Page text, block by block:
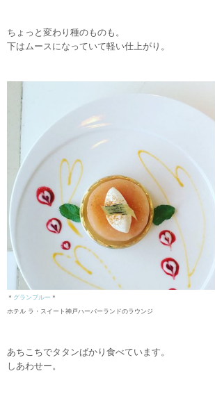
ちょっと変わり種のものも。
下はムースになっていて軽い仕上がり。
＊ グランブルー ＊
ホテル ラ・スイート神戸ハーバーランドのラウンジ
あちこちでタタンばかり食べています。
しあわせー。